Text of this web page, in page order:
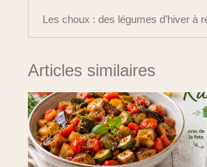
Articles similaires